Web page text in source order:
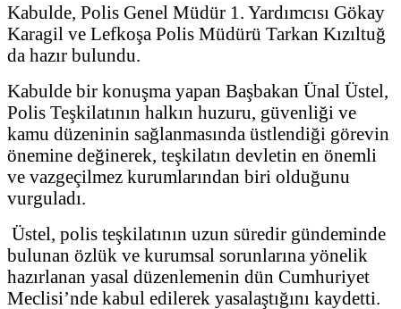
Kabulde, Polis Genel Müdür 1. Yardımcısı Gökay
Karagil ve Lefkoşa Polis Müdürü Tarkan Kızıltuğ
da hazır bulundu.
Kabulde bir konuşma yapan Başbakan Ünal Üstel,
Polis Teşkilatının halkın huzuru, güvenliği ve
kamu düzeninin sağlanmasında üstlendiği görevin
önemine değinerek, teşkilatın devletin en önemli
ve vazgeçilmez kurumlarından biri olduğunu
vurguladı.
Üstel, polis teşkilatının uzun süredir gündeminde
bulunan özlük ve kurumsal sorunlarına yönelik
hazırlanan yasal düzenlemenin dün Cumhuriyet
Meclisi’nde kabul edilerek yasalaştığını kaydetti.